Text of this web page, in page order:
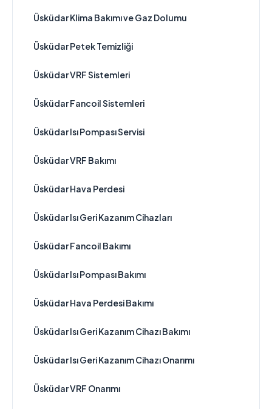
Üsküdar Klima Bakımı ve Gaz Dolumu
Üsküdar Petek Temizliği
Üsküdar VRF Sistemleri
Üsküdar Fancoil Sistemleri
Üsküdar Isı Pompası Servisi
Üsküdar VRF Bakımı
Üsküdar Hava Perdesi
Üsküdar Isı Geri Kazanım Cihazları
Üsküdar Fancoil Bakımı
Üsküdar Isı Pompası Bakımı
Üsküdar Hava Perdesi Bakımı
Üsküdar Isı Geri Kazanım Cihazı Bakımı
Üsküdar Isı Geri Kazanım Cihazı Onarımı
Üsküdar VRF Onarımı